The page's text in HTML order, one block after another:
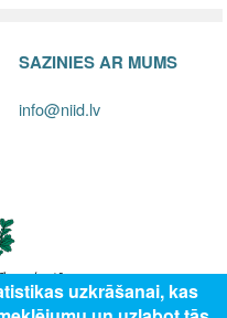
SAZINIES AR MUMS
info@niid.lv
uzkrāšanai, kas